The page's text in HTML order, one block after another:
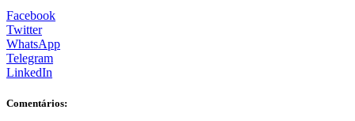
Facebook
Twitter
WhatsApp
Telegram
LinkedIn
Comentários: